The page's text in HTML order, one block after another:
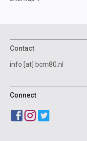
Contact
info [at] bcm80.nl
Connect